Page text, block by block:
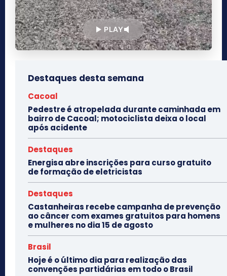
PLAY
Destaques desta semana
Cacoal
Pedestre é atropelada durante caminhada em
bairro de Cacoal; motociclista deixa o local
após acidente
Destaques
Energisa abre inscrições para curso gratuito
de formação de eletricistas
Destaques
Castanheiras recebe campanha de prevenção
ao câncer com exames gratuitos para homens
e mulheres no dia 15 de agosto
Brasil
Hoje é o último dia para realização das
convenções partidárias em todo o Brasil